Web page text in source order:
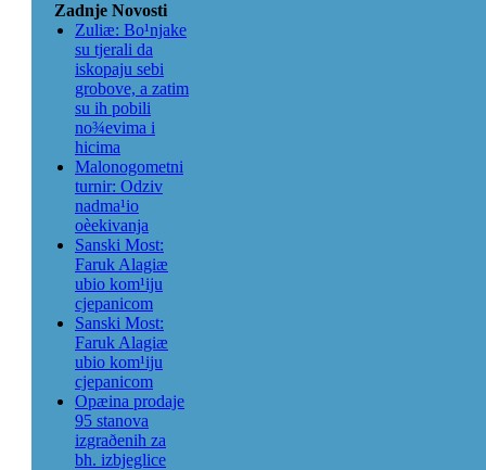
Zadnje Novosti
Zuliæ: Bo¹njake
su tjerali da
iskopaju sebi
grobove, a zatim
su ih pobili
no¾evima i
hicima
Malonogometni
turnir: Odziv
nadma¹io
oèekivanja
Sanski Most:
Faruk Alagiæ
ubio kom¹iju
cjepanicom
Sanski Most:
Faruk Alagiæ
ubio kom¹iju
cjepanicom
Opæina prodaje
95 stanova
izgraðenih za
bh. izbjeglice